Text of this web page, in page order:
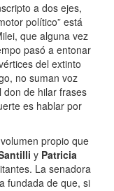
a dos ejes,
político” está
que alguna vez
pasó a entonar
del extinto
no suman voz
de hilar frases
es hablar por
propio que
y Patricia
La senadora
fundada de que, si